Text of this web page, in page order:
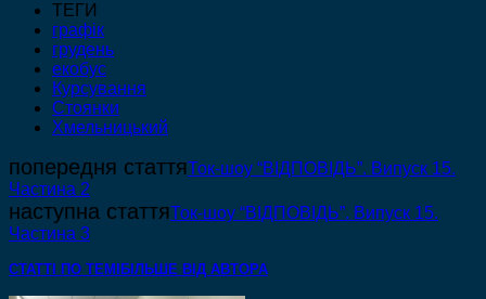
ТЕГИ
графік
грудень
екобус
Курсування
Стоянки
Хмельницький
попередня статтяТок-шоу “ВІДПОВІДЬ”. Випуск 15.
Частина 2
наступна статтяТок-шоу “ВІДПОВІДЬ”. Випуск 15.
Частина 3
СТАТТІ ПО ТЕМІ БІЛЬШЕ ВІД АВТОРА